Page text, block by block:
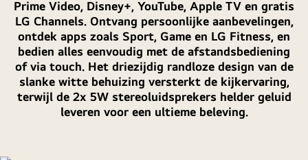
Prime Video, Disney+, YouTube, Apple TV en gratis
LG Channels. Ontvang persoonlijke aanbevelingen,
ontdek apps zoals Sport, Game en LG Fitness, en
bedien alles eenvoudig met de afstandsbediening
of via touch. Het driezijdig randloze design van de
slanke witte behuizing versterkt de kijkervaring,
terwijl de 2x 5W stereoluidsprekers helder geluid
leveren voor een ultieme beleving.